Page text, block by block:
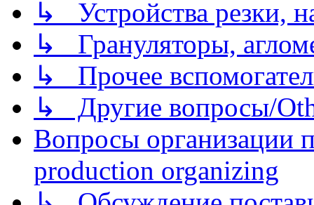
↳ Устройства резки,
↳ Грануляторы,
↳ Прочее
↳ Другие вопросы/
Вопросы организации
production organizing